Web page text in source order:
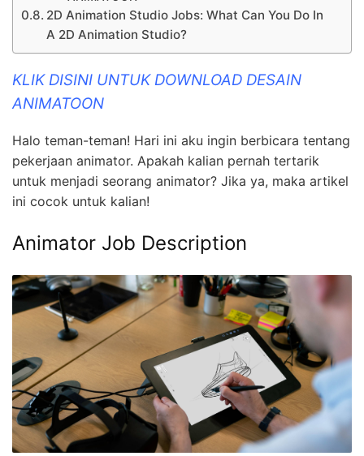
2D Animation Studio Jobs: What Can You Do In
A 2D Animation Studio?
KLIK DISINI UNTUK DOWNLOAD DESAIN
ANIMATOON
Halo teman-teman! Hari ini aku ingin berbicara tentang
pekerjaan animator. Apakah kalian pernah tertarik
untuk menjadi seorang animator? Jika ya, maka artikel
ini cocok untuk kalian!
Animator Job Description